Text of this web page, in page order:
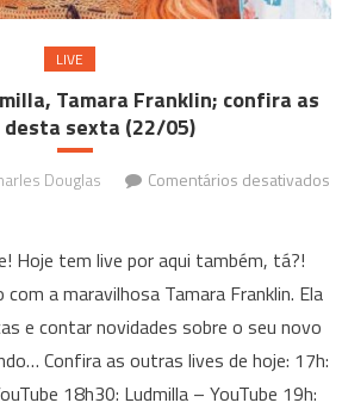
LIVE
Tamara Franklin; confira as
sexta (22/05)
Douglas
Comentários desativados
Vittar,
Ludmilla,
Tamara
Franklin;
confira
Hoje tem live por aqui também, tá?!
a maravilhosa Tamara Franklin. Ela
e contar novidades sobre o seu novo
Confira as outras lives de hoje: 17h:
18h30: Ludmilla – YouTube 19h: